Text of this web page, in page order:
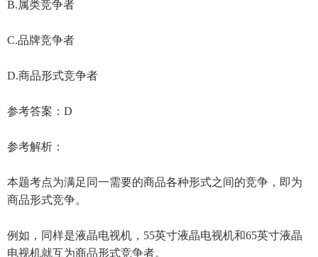
B.属类竞争者
C.品牌竞争者
D.商品形式竞争者
参考答案：D
参考解析：
本题考点为满足同一需要的商品各种形式之间的竞争，即为
商品形式竞争。
例如，同样是液晶电视机，55英寸液晶电视机和65英寸液晶
电视机就互为商品形式竞争者。